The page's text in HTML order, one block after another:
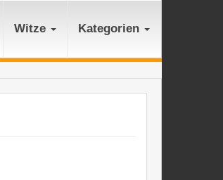
Witze Kategorien